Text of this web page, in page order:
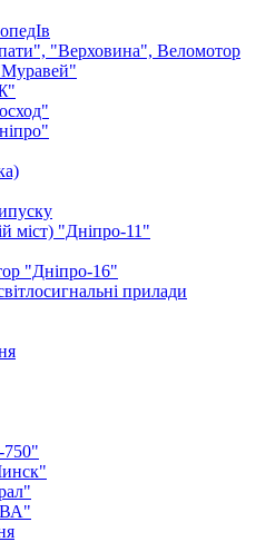
"Верховина", Веломотор
міст) "Дніпро-11"
"Дніпро-16"
прилади
750"